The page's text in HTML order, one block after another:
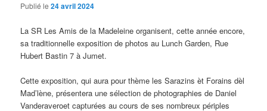
Publié le24 avril 2024
La SR Les Amis de la Madeleine organisent, cette année encore,
sa traditionnelle exposition de photos au Lunch Garden, Rue
Hubert Bastin 7 à Jumet.
Cette exposition, qui aura pour thème les Sarazins èt Forains dèl
Mad’lène, présentera une sélection de photographies de Daniel
Vanderaveroet capturées au cours de ses nombreux périples